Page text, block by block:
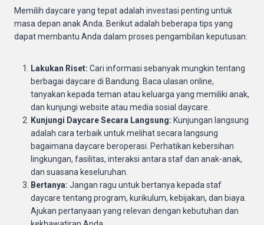
Memilih daycare yang tepat adalah investasi penting untuk
masa depan anak Anda. Berikut adalah beberapa tips yang
dapat membantu Anda dalam proses pengambilan keputusan:
Lakukan Riset: Cari informasi sebanyak mungkin tentang
berbagai daycare di Bandung. Baca ulasan online,
tanyakan kepada teman atau keluarga yang memiliki anak,
dan kunjungi website atau media sosial daycare.
Kunjungi Daycare Secara Langsung: Kunjungan langsung
adalah cara terbaik untuk melihat secara langsung
bagaimana daycare beroperasi. Perhatikan kebersihan
lingkungan, fasilitas, interaksi antara staf dan anak-anak,
dan suasana keseluruhan.
Bertanya: Jangan ragu untuk bertanya kepada staf
daycare tentang program, kurikulum, kebijakan, dan biaya.
Ajukan pertanyaan yang relevan dengan kebutuhan dan